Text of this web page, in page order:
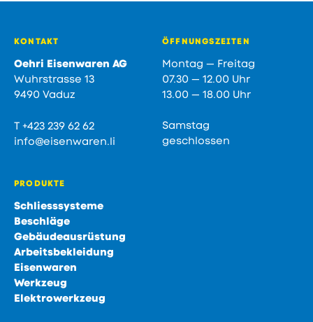
KONTAKT
Oehri Eisenwaren AG
Wuhrstrasse 13
9490 Vaduz
T +423 239 62 62
info@eisenwaren.li
ÖFFNUNGSZEITEN
Montag — Freitag
07.30 — 12.00 Uhr
13.00 — 18.00 Uhr
Samstag
geschlossen
PRODUKTE
Schliesssysteme
Beschläge
Gebäudeausrüstung
Arbeitsbekleidung
Eisenwaren
Werkzeug
Elektrowerkzeug